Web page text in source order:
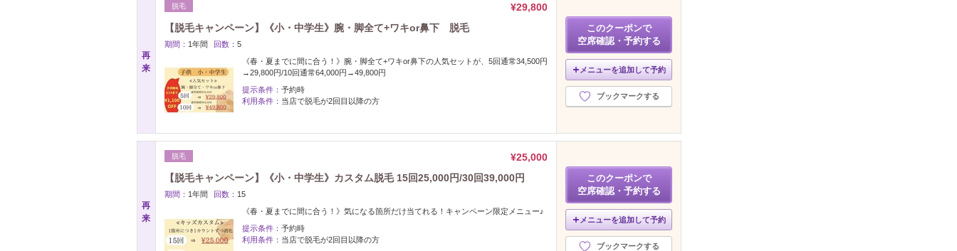
再
来
脱毛
¥29,800
【脱毛キャンペーン】《小・中学生》腕・脚全て+ワキor鼻下 脱毛
期間： 1年間 回数： 5
《春・夏までに間に合う！》腕・脚全て+ワキor鼻下の人気セットが、5回通常34,500円
→29,800円/10回通常64,000円→49,800円
提示条件： 予約時
利用条件： 当店で脱毛が2回目以降の方
このクーポンで
空席確認・予約する
メニューを追加して予約
ブックマークする
再
来
脱毛
¥25,000
【脱毛キャンペーン】《小・中学生》カスタム脱毛 15回25,000円/30回39,000円
期間： 1年間 回数： 15
《春・夏までに間に合う！》気になる箇所だけ当てれる！キャンペーン限定メニュー♪
提示条件： 予約時
利用条件： 当店で脱毛が2回目以降の方
このクーポンで
空席確認・予約する
メニューを追加して予約
ブックマークする